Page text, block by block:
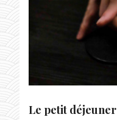
Le petit déjeuner